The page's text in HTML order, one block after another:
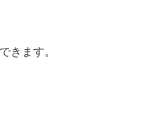
もなります。
きます。